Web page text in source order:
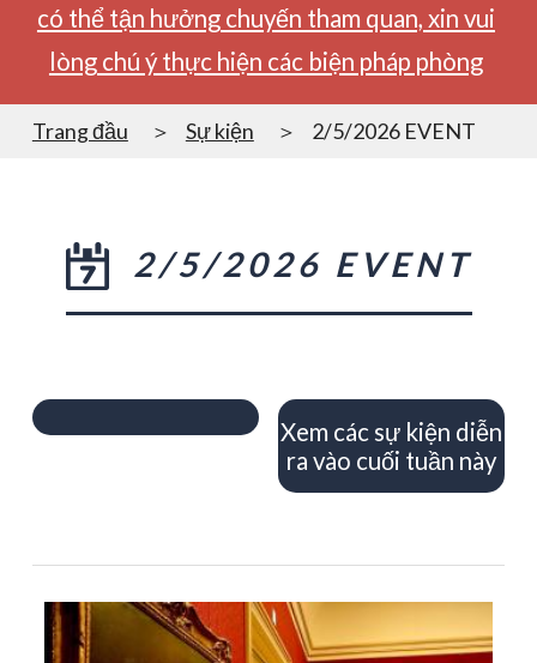
có thể tận hưởng chuyến tham quan, xin vui
lòng chú ý thực hiện các biện pháp phòng
Trang đầu Sự kiện 2/5/2026 EVENT
2/5/2026 EVENT
Xem các sự kiện diễn
ra vào cuối tuần này